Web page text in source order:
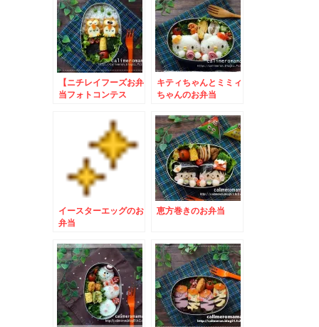
【ニチレイフーズお弁
当フォトコンテス
当とこいのぼりのお弁
キティちゃんとミミィ
ちゃんのお弁当
イースターエッグのお
弁当
恵方巻きのお弁当